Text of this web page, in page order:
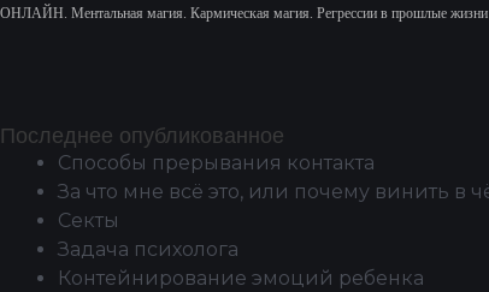
ОНЛАЙН. Ментальная магия. Кармическая магия. Регрессии в прошлые жизни
Последнее опубликованное
Способы прерывания контакта
За что мне всё это, или почему винить в
Секты
Задача психолога
Контейнирование эмоций ребенка